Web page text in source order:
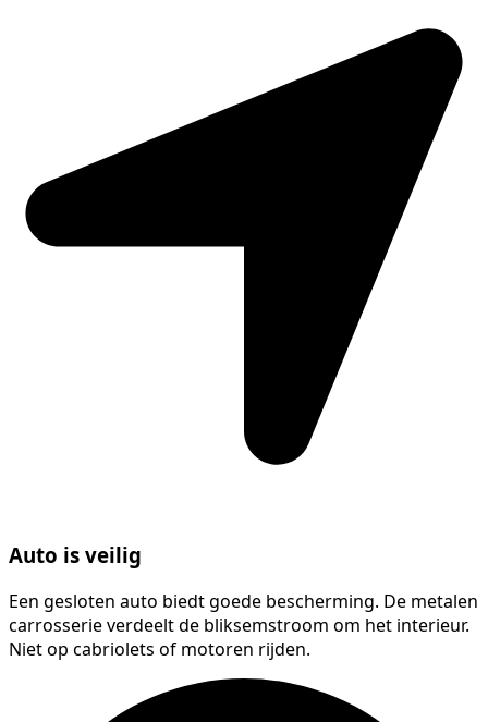
Auto is veilig
Een gesloten auto biedt goede bescherming. De metalen
carrosserie verdeelt de bliksemstroom om het interieur.
Niet op cabriolets of motoren rijden.